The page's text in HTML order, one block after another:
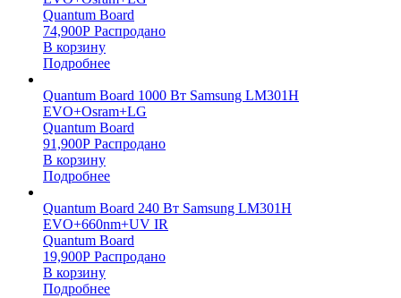
Quantum Board
74,900Р Распродано
В корзину
Подробнее
Quantum Board 1000 Вт Samsung LM301H
EVO+Osram+LG
Quantum Board
91,900Р Распродано
В корзину
Подробнее
Quantum Board 240 Вт Samsung LM301H
EVO+660nm+UV IR
Quantum Board
19,900Р Распродано
В корзину
Подробнее